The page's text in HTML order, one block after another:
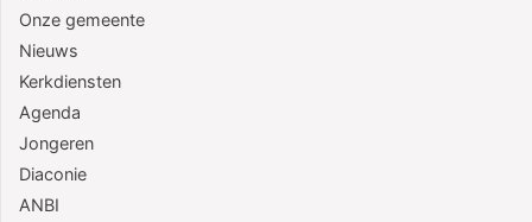
Onze gemeente
Nieuws
Kerkdiensten
Agenda
Jongeren
Diaconie
ANBI